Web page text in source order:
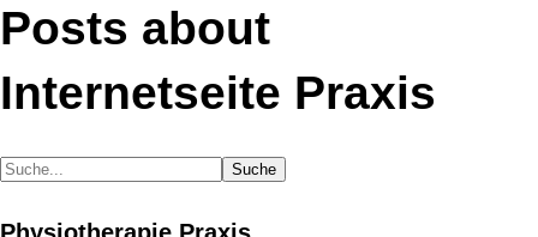
Posts about
Internetseite Praxis
Suche
Physiotherapie Praxis